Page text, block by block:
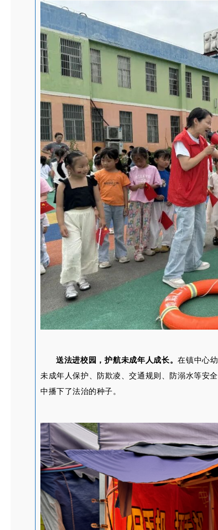
送法进校园，护航未成年人成长。在镇中心
未成年人保护、防欺凌、交通规则、防溺水等安
中播下了法治的种子。